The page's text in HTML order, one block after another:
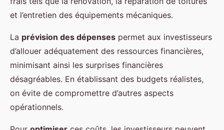
et l’entretien des équipements mécaniques.
La prévision des dépenses permet aux investisseurs
d’allouer adéquatement des ressources financières,
minimisant ainsi les surprises financières
désagréables. En établissant des budgets réalistes,
on évite de compromettre d’autres aspects
opérationnels.